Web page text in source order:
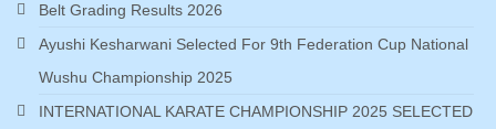
Belt Grading Results 2026
Ayushi Kesharwani Selected For 9th Federation Cup National
Wushu Championship 2025
INTERNATIONAL KARATE CHAMPIONSHIP 2025 SELECTED